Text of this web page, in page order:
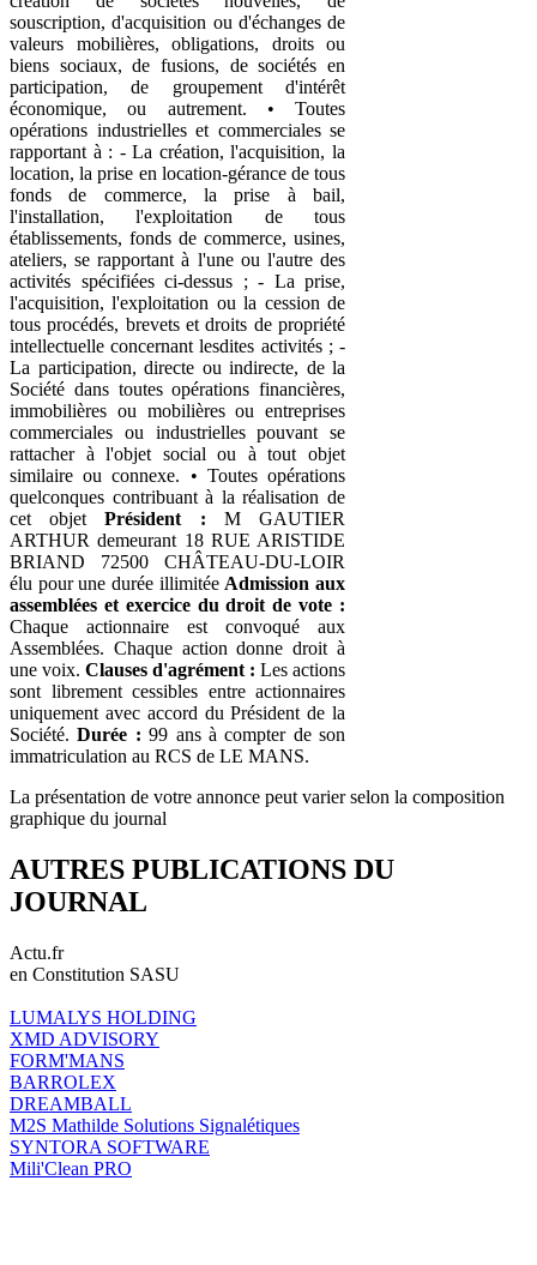
souscription, d'acquisition ou d'échanges de
valeurs mobilières, obligations, droits ou
biens sociaux, de fusions, de sociétés en
participation, de groupement d'intérêt
économique, ou autrement. • Toutes
opérations industrielles et commerciales se
rapportant à : - La création, l'acquisition, la
location, la prise en location-gérance de tous
fonds de commerce, la prise à bail,
l'installation, l'exploitation de tous
établissements, fonds de commerce, usines,
ateliers, se rapportant à l'une ou l'autre des
activités spécifiées ci-dessus ; - La prise,
l'acquisition, l'exploitation ou la cession de
tous procédés, brevets et droits de propriété
intellectuelle concernant lesdites activités ; -
La participation, directe ou indirecte, de la
Société dans toutes opérations financières,
immobilières ou mobilières ou entreprises
commerciales ou industrielles pouvant se
rattacher à l'objet social ou à tout objet
similaire ou connexe. • Toutes opérations
quelconques contribuant à la réalisation de
cet objetPrésident : M GAUTIER
ARTHUR demeurant 18 RUE ARISTIDE
BRIAND 72500 CHÂTEAU-DU-LOIR
élu pour une durée illimitée Admission aux
assemblées et exercice du droit de vote :
Chaque actionnaire est convoqué aux
Assemblées. Chaque action donne droit à
une voix. Clauses d'agrément : Les actions
sont librement cessibles entre actionnaires
uniquement avec accord du Président de la
Société.Durée : 99 ans à compter de son
immatriculation au RCS de LE MANS.
La présentation de votre annonce peut varier selon la composition
graphique du journal
AUTRES PUBLICATIONS DU
JOURNAL
Actu.fr
en Constitution SASU
LUMALYS HOLDING
XMD ADVISORY
FORM'MANS
BARROLEX
DREAMBALL
M2S Mathilde Solutions Signalétiques
SYNTORA SOFTWARE
Mili'Clean PRO